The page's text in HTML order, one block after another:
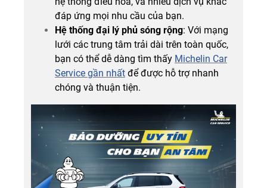
đáp ứng mọi nhu cầu của bạn.
Hệ thống đại lý phủ sóng rộng: Với mạng
lưới các trung tâm trải dài trên toàn quốc,
bạn có thể dễ dàng tìm thấy Michelin Car
Service gần nhất để được hỗ trợ nhanh
chóng và thuận tiện.